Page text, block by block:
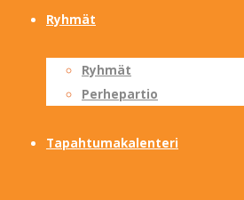
Ryhmät
Ryhmät
Perhepartio
Tapahtumakalenteri